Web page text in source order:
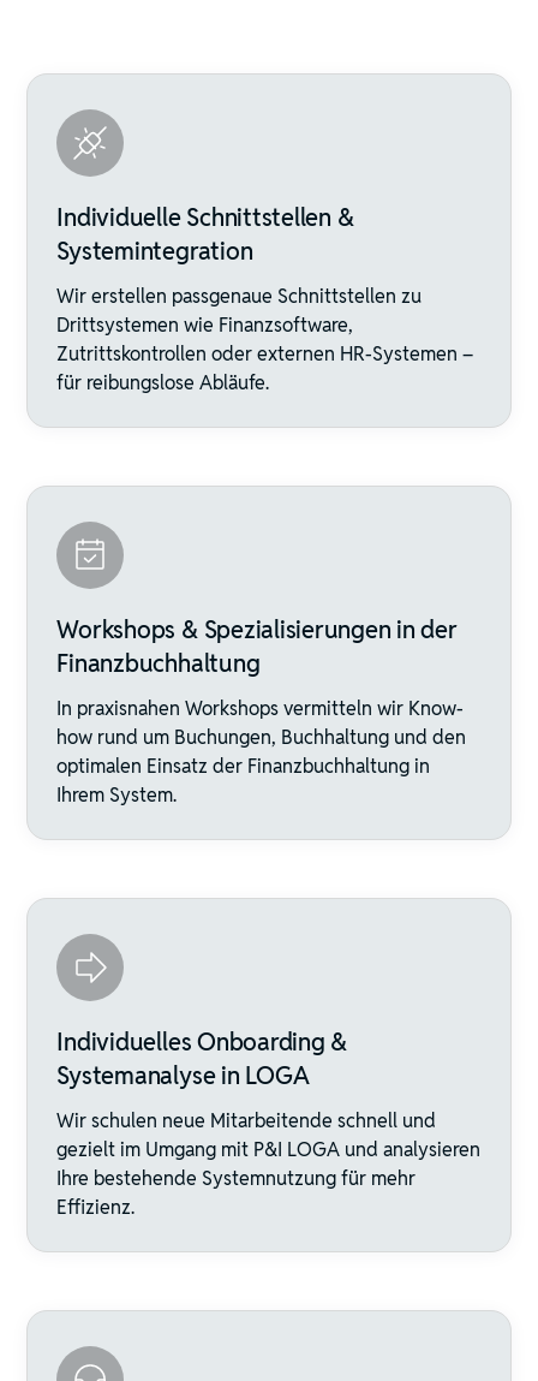
Individuelle Schnittstellen &
Systemintegration
Wir erstellen passgenaue Schnittstellen zu
Drittsystemen wie Finanzsoftware,
Zutrittskontrollen oder externen HR-Systemen –
für reibungslose Abläufe.
Workshops & Spezialisierungen in der
Finanzbuchhaltung
In praxisnahen Workshops vermitteln wir Know-
how rund um Buchungen, Buchhaltung und den
optimalen Einsatz der Finanzbuchhaltung in
Ihrem System.
Individuelles Onboarding &
Systemanalyse in LOGA
Wir schulen neue Mitarbeitende schnell und
gezielt im Umgang mit P&I LOGA und analysieren
Ihre bestehende Systemnutzung für mehr
Effizienz.